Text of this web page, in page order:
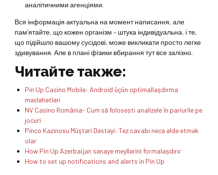
аналітичними агенціями.
Вся інформація актуальна на момент написання, але
пам’ятайте, що кожен організм – штука індивідуальна, і те,
що підійшло вашому сусідові, може викликати просто легке
здивування. Але в плані фізики вбирання тут все залізно.
Читайте также:
Pin Up Casino Mobile: Android üçün optimallaşdırma
məsləhətləri
NV Casino România- Cum să folosești analizele în pariurile pe
jocuri
Pinco Kazinosu Müştəri Dəstəyi: Tez cavabı necə əldə etmək
olar
How Pin Up Azerbaijan sənaye meyllərini formalaşdırır
How to set up notifications and alerts in Pin Up